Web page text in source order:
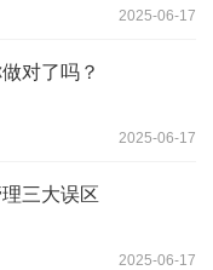
2025-06-17
对了吗？
2025-06-17
三大误区
2025-06-17